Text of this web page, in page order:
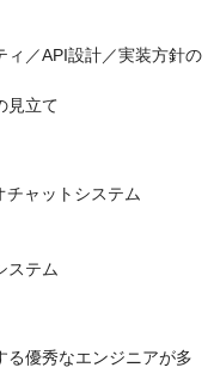
ィ／API設計／実装方針の
見立て
チャットシステム
ステム
る優秀なエンジニアが多